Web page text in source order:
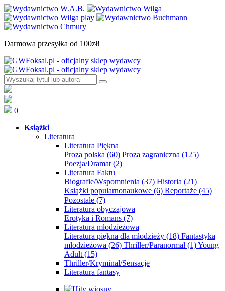
Darmowa przesyłka od 100zł!
0
Książki
Literatura
Literatura Piękna
Proza polska (60) Proza zagraniczna (125)
Poezja/Dramat (2)
Literatura Faktu
Biografie/Wspomnienia (37) Historia (21)
Książki popularnonaukowe (6) Reportaże (45)
Pozostałe (7)
Literatura obyczajowa
Erotyka i Romans (7)
Literatura młodzieżowa
Literatura piękna dla młodzieży (18) Fantastyka
młodzieżowa (26) Thriller/Paranormal (1)Young
Adult (15)
Thriller/Kryminał/Sensacje
Literatura fantasy